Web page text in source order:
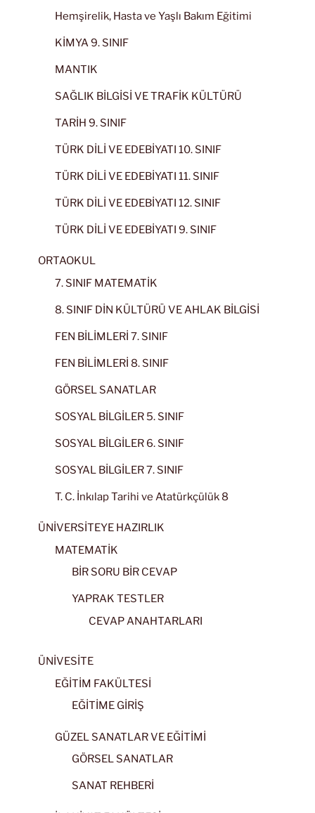
Hemşirelik, Hasta ve Yaşlı Bakım Eğitimi
KİMYA 9. SINIF
MANTIK
SAĞLIK BİLGİSİ VE TRAFİK KÜLTÜRÜ
TARİH 9. SINIF
TÜRK DİLİ VE EDEBİYATI 10. SINIF
TÜRK DİLİ VE EDEBİYATI 11. SINIF
TÜRK DİLİ VE EDEBİYATI 12. SINIF
TÜRK DİLİ VE EDEBİYATI 9. SINIF
ORTAOKUL
7. SINIF MATEMATİK
8. SINIF DİN KÜLTÜRÜ VE AHLAK BİLGİSİ
FEN BİLİMLERİ 7. SINIF
FEN BİLİMLERİ 8. SINIF
GÖRSEL SANATLAR
SOSYAL BİLGİLER 5. SINIF
SOSYAL BİLGİLER 6. SINIF
SOSYAL BİLGİLER 7. SINIF
T. C. İnkılap Tarihi ve Atatürkçülük 8
ÜNİVERSİTEYE HAZIRLIK
MATEMATİK
BİR SORU BİR CEVAP
YAPRAK TESTLER
CEVAP ANAHTARLARI
ÜNİVESİTE
EĞİTİM FAKÜLTESİ
EĞİTİME GİRİŞ
GÜZEL SANATLAR VE EĞİTİMİ
GÖRSEL SANATLAR
SANAT REHBERİ